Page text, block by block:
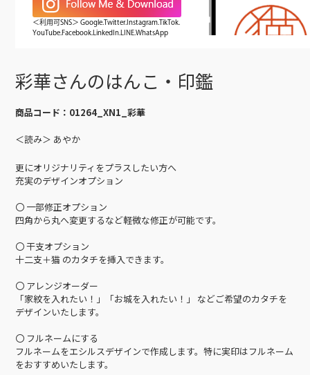
＜利用可SNS＞ Google.Twitter.Instagram.TikTok.
YouTube.Facebook.LinkedIn.LINE.WhatsApp
彩華さんのはんこ・印鑑
商品コード： 01264_XN1_彩華
＜読み＞ あやか
更にオリジナリティをプラスしたい方へ
充実のデザインオプション
〇 一部修正オプション
四角から丸へ変更するなど軽微な修正が可能です。
〇 干支オプション
十二支＋猫 のカタチを挿入できます。
〇 アレンジオーダー
「家紋を入れたい！」「お城を入れたい！」 などご希望のカタチを
デザインいたします。
〇 フルネームにする
フルネームをエシルスデザインで作成します。特に実印はフルネーム
をおすすめいたします。